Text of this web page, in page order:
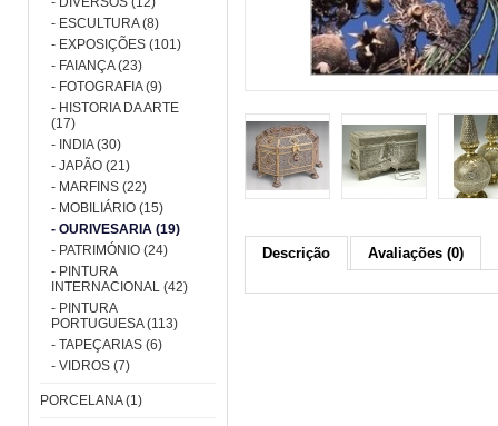
- ESCULTURA (8)
- EXPOSIÇÕES (101)
- FAIANÇA (23)
- FOTOGRAFIA (9)
- HISTORIA DA ARTE
(17)
- INDIA (30)
- JAPÃO (21)
- MARFINS (22)
- MOBILIÁRIO (15)
- OURIVESARIA (19)
- PATRIMÓNIO (24)
- PINTURA
INTERNACIONAL (42)
- PINTURA
PORTUGUESA (113)
- TAPEÇARIAS (6)
- VIDROS (7)
PORCELANA (1)
Descrição Avaliações (0)